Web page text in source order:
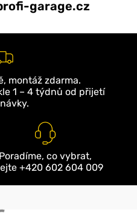
garage.cz
montáž zdarma.
1 – 4 týdnů od přijetí
Poradíme, co vybrat,
+420 602 604 009